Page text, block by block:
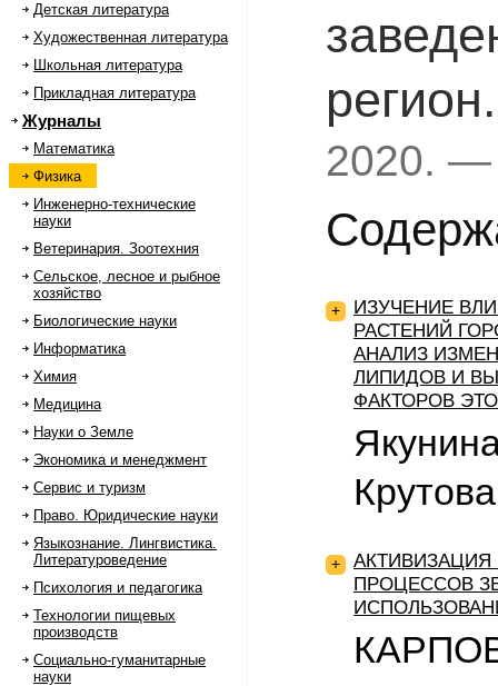
Детская литература
Художественная литература
Школьная литература
Прикладная литература
Журналы
Математика
Физика
Инженерно-технические
науки
Ветеринария. Зоотехния
Сельское, лесное и рыбное
хозяйство
Биологические науки
Информатика
Химия
Медицина
Науки о Земле
Экономика и менеджмент
Сервис и туризм
Право. Юридические науки
Языкознание. Лингвистика.
Литературоведение
Психология и педагогика
Технологии пищевых
производств
Социально-гуманитарные
науки
2020. —
+
ИЗУЧЕНИЕ
РАСТЕНИЙ
АНАЛИЗ
ЛИПИДОВ И
ФАКТОРОВ
+
ПРОЦЕССОВ